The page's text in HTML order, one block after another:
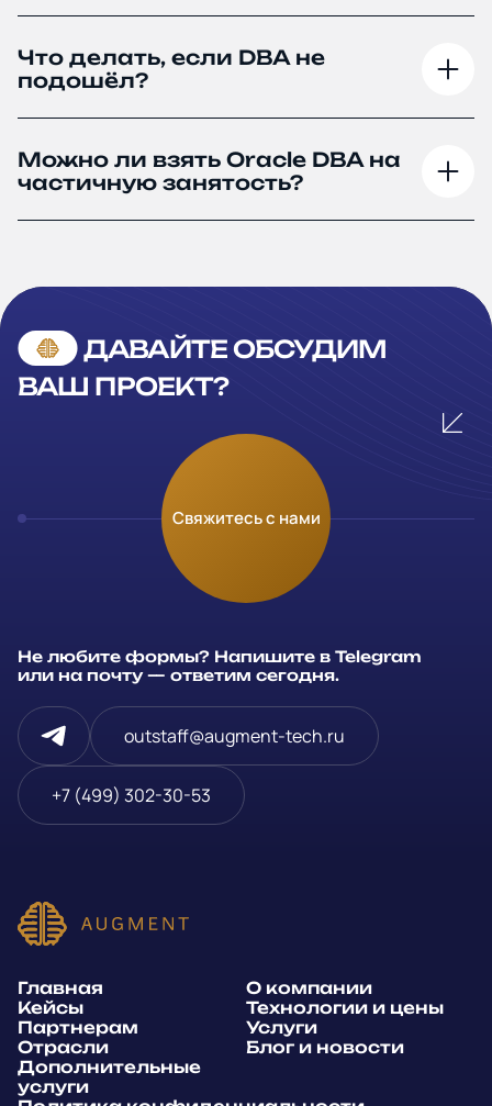
Что делать, если DBA не
подошёл?
Можно ли взять Oracle DBA на
частичную занятость?
ДАВАЙТЕ ОБСУДИМ
ВАШ ПРОЕКТ?
Свяжитесь с нами
Не любите формы? Напишите в Telegram
или на почту — ответим сегодня.
outstaff@augment-tech.ru
+7 (499) 302-30-53
Главная
О компании
Кейсы
Технологии и цены
Партнерам
Услуги
Отрасли
Блог и новости
Дополнительные
услуги
Оставьте заявку
Заполните и отправьте данные и мы свяжемся с вами в
течение рабочего дня
Компания
Телефон*
E-mail
Telegram
WhatsApp
E-mail
Позвонить
Напишите, какие специалисты, в каком количестве и как